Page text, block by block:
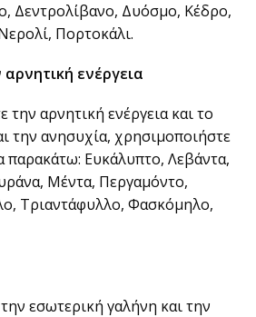
Δεντρολίβανο, Δυόσμο, Κέδρο,
Πορτοκάλι.
ενέργεια
την αρνητική ενέργεια και το
την ανησυχία, χρησιμοποιήστε
παρακάτω: Ευκάλυπτο, Λεβάντα,
Μέντα, Περγαμόντο,
Τριαντάφυλλο, Φασκόμηλο,
εσωτερική γαλήνη και την